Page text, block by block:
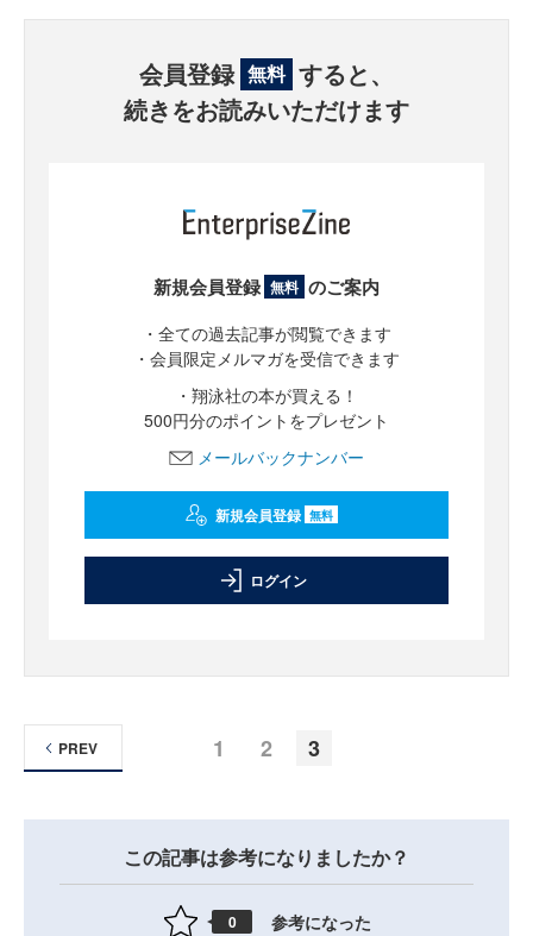
会員登録 無料 すると、
続きをお読みいただけます
新規会員登録 無料 のご案内
・全ての過去記事が閲覧できます
・会員限定メルマガを受信できます
・翔泳社の本が買える！
500円分のポイントをプレゼント
メールバックナンバー
新規会員登録 無料
ログイン
1 2 3
PREV
この記事は参考になりましたか？
0 参考になった